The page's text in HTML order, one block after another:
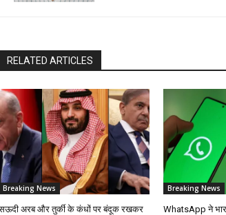
RELATED ARTICLES
Breaking News
अरब और तुर्की के कंधों पर बंदूक रखकर
Breaking News
WhatsApp ने